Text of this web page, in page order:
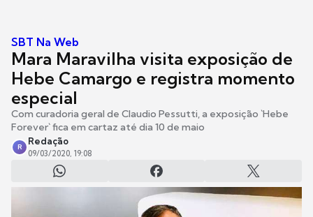
SBT Na Web
Mara Maravilha visita exposição de
Hebe Camargo e registra momento
especial
Com curadoria geral de Claudio Pessutti, a exposição `Hebe
Forever` fica em cartaz até dia 10 de maio
R
Redação
09/03/2020, 19:08